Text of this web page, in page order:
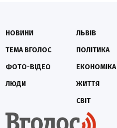
НОВИНИ
ТЕМА ВГОЛОС
ФОТО-ВІДЕО
ЛЮДИ
ЛЬВІВ
ПОЛІТИКА
ЕКОНОМІКА
ЖИТТЯ
СВІТ